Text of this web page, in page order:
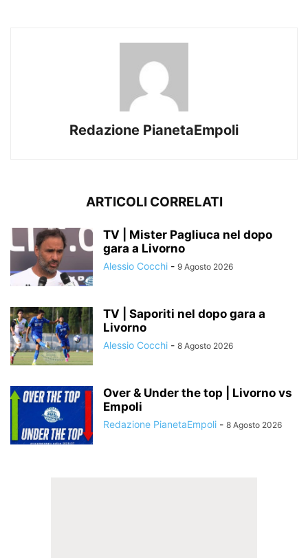
Redazione PianetaEmpoli
ARTICOLI CORRELATI
TV | Mister Pagliuca nel dopo
gara a Livorno
Alessio Cocchi - 9 Agosto 2026
TV | Saporiti nel dopo gara a
Livorno
Alessio Cocchi - 8 Agosto 2026
Over & Under the top | Livorno vs
Empoli
Redazione PianetaEmpoli - 8 Agosto 2026